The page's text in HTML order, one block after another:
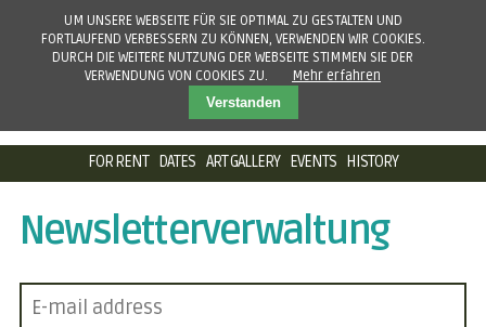
SKIP
FOR RENT DATES ART GALLERY EVENTS HISTORY
Newsletterverwaltung
UM UNSERE WEBSEITE FÜR SIE OPTIMAL ZU GESTALTEN UND
FORTLAUFEND VERBESSERN ZU KÖNNEN, VERWENDEN WIR COOKIES.
DURCH DIE WEITERE NUTZUNG DER WEBSEITE STIMMEN SIE DER
VERWENDUNG VON COOKIES ZU.
Mehr erfahren
Verstanden